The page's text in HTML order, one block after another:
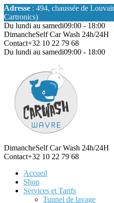
Adresse : 494, chaussée de
Cartronics)
Du lundi au samedi09:00 - 18:00
DimancheSelf Car Wash 24h/24H
Contact+32 10 22 79 68
Du lundi au samedi09:00 - 18:00
DimancheSelf Car Wash 24h/24H
Contact+32 10 22 79 68
Accueil
Shop
Services et Tarifs
Tunnel de lavage